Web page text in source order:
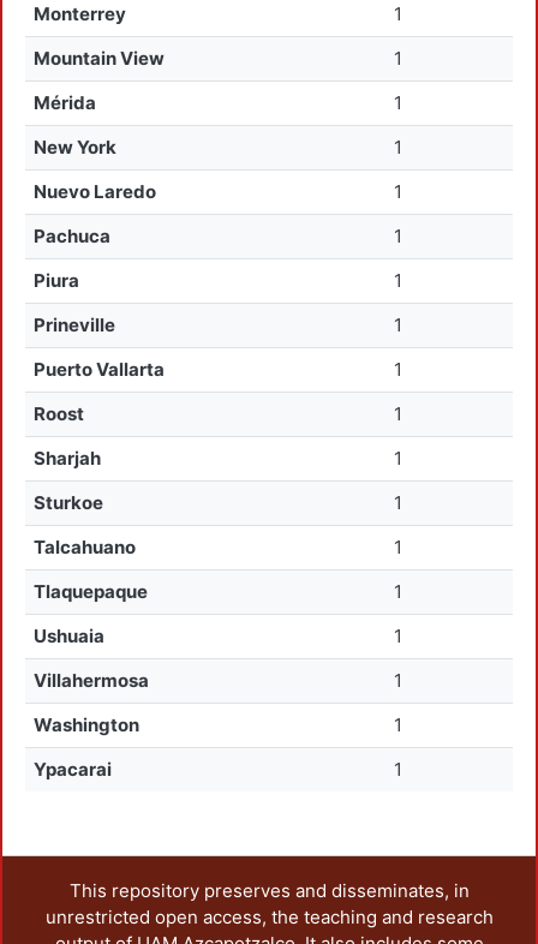
Monterrey
1
Mountain View
1
Mérida
1
New York
1
Nuevo Laredo
1
Pachuca
1
Piura
1
Prineville
1
Puerto Vallarta
1
Roost
1
Sharjah
1
Sturkoe
1
Talcahuano
1
Tlaquepaque
1
Ushuaia
1
Villahermosa
1
Washington
1
Ypacarai
1
This repository preserves and disseminates, in
unrestricted open access, the teaching and research